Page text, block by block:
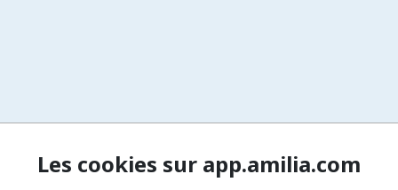
Les cookies sur app.amilia.com